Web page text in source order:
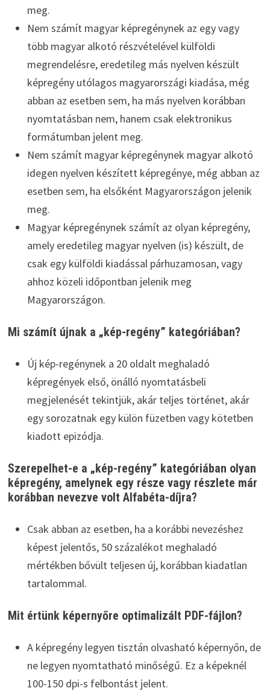
meg.
Nem számít magyar képregénynek az egy vagy
több magyar alkotó részvételével külföldi
megrendelésre, eredetileg más nyelven készült
képregény utólagos magyarországi kiadása, még
abban az esetben sem, ha más nyelven korábban
nyomtatásban nem, hanem csak elektronikus
formátumban jelent meg.
Nem számít magyar képregénynek magyar alkotó
idegen nyelven készített képregénye, még abban az
esetben sem, ha elsőként Magyarországon jelenik
meg.
Magyar képregénynek számít az olyan képregény,
amely eredetileg magyar nyelven (is) készült, de
csak egy külföldi kiadással párhuzamosan, vagy
ahhoz közeli időpontban jelenik meg
Magyarországon.
Mi számít újnak a „kép-regény” kategóriában?
Új kép-regénynek a 20 oldalt meghaladó
képregények első, önálló nyomtatásbeli
megjelenését tekintjük, akár teljes történet, akár
egy sorozatnak egy külön füzetben vagy kötetben
kiadott epizódja.
Szerepelhet-e a „kép-regény” kategóriában olyan
képregény, amelynek egy része vagy részlete már
korábban nevezve volt Alfabéta-díjra?
Csak abban az esetben, ha a korábbi nevezéshez
képest jelentős, 50 százalékot meghaladó
mértékben bővült teljesen új, korábban kiadatlan
tartalommal.
Mit értünk képernyőre optimalizált PDF-fájlon?
A képregény legyen tisztán olvasható képernyőn, de
ne legyen nyomtatható minőségű. Ez a képeknél
100-150 dpi-s felbontást jelent.